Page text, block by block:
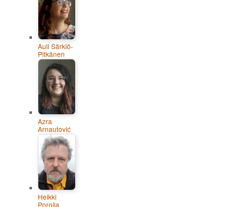
Auli Särkiö-
Pitkänen
Azra
Arnautović
Heikki
Poroila